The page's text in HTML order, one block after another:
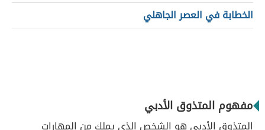
الخطابة في العصر الجاهلي
مفهوم المتذوق الأدبي
المتذوق الأدبي هو الشخص الذي يملك من المهارات